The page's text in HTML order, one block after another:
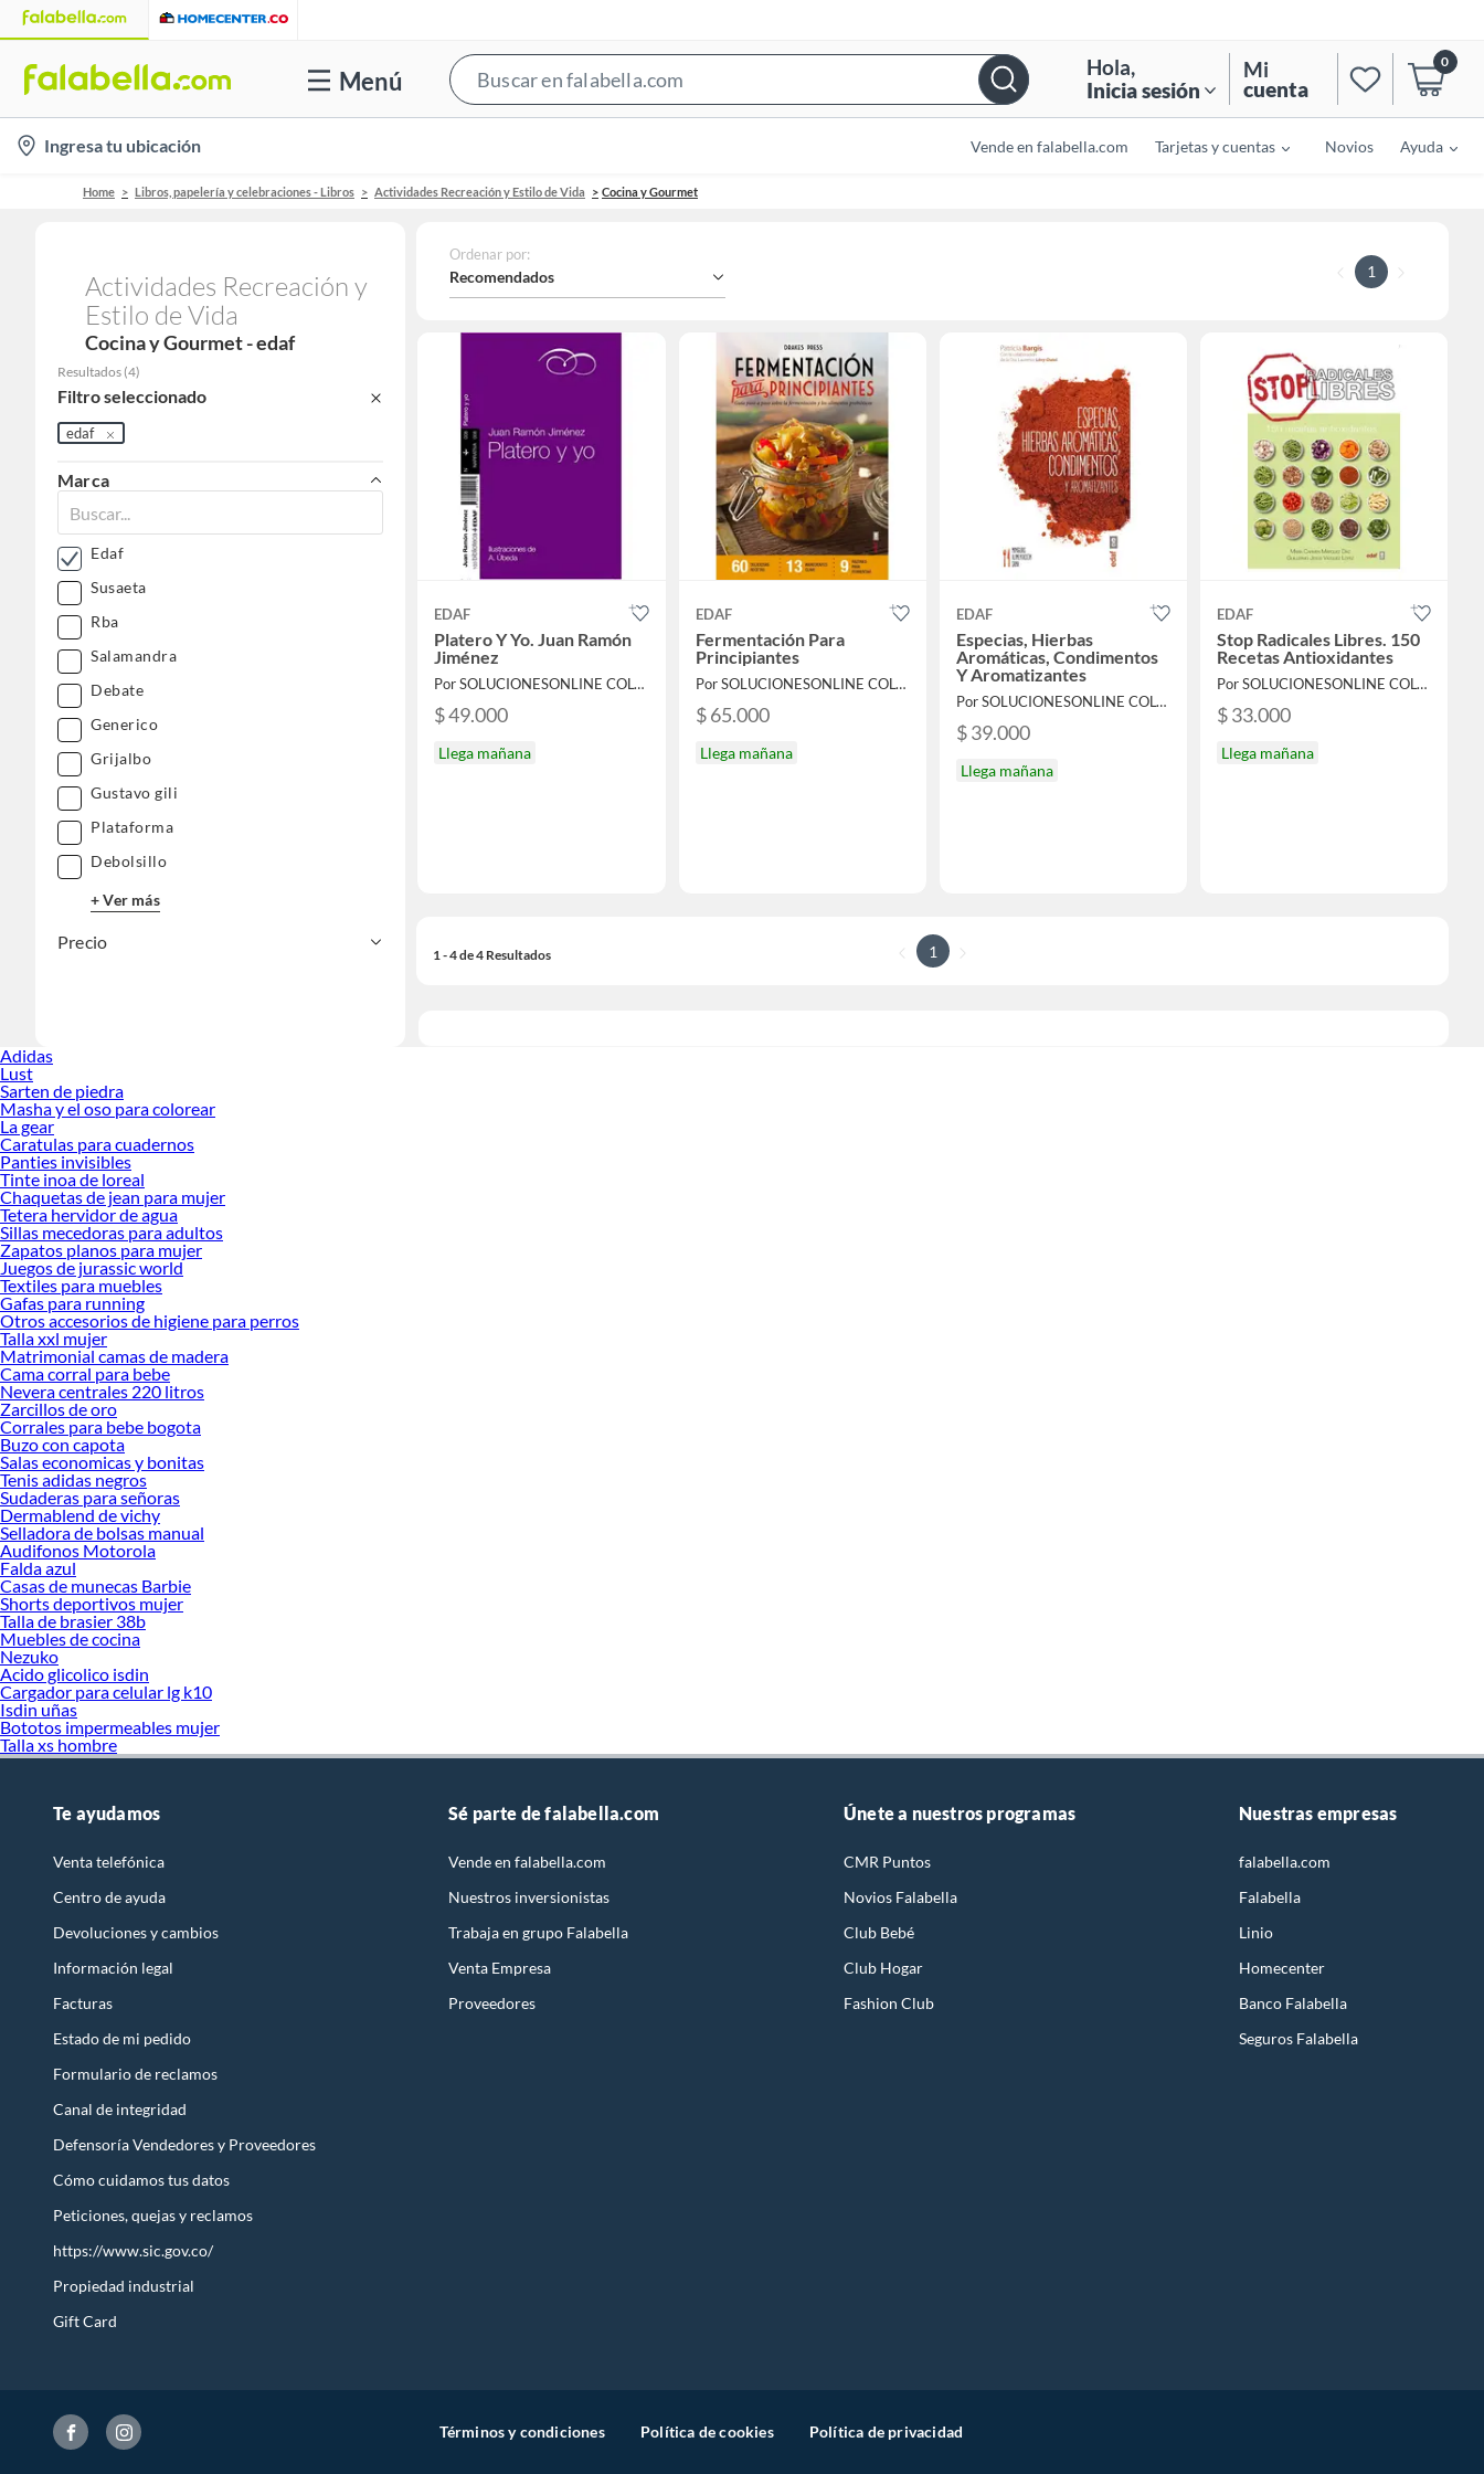
Menú
Bar
Hola,
Inicia sesión
Mi
cuenta
0
location-
icon
Ingresa tu ubicación Vende en falabella.com Tarjetas y cuentas Novios Ayuda
Home Libros, papelería y celebraciones - Libros Actividades Recreación y Estilo de Vida Cocina y Gourmet
Actividades Recreación y
Estilo de Vida
Cocina y Gourmet - edaf
Resultados (4)
Filtro seleccionado
edaf
Marca
Edaf
Susaeta
Rba
Salamandra
Debate
Generico
Grijalbo
Gustavo gili
Plataforma
Debolsillo
+ Ver más
Precio
Ordenar por:
Recomendados 1
EDAF
Platero Y Yo. Juan Ramón
Jiménez
Por SOLUCIONESONLINE COLOMBIA SAS
$ 49.000
Llega mañana
EDAF
Fermentación Para
Principiantes
Por SOLUCIONESONLINE COLOMBIA SAS
$ 65.000
Llega mañana
EDAF
Especias, Hierbas
Aromáticas, Condimentos
Y Aromatizantes
Por SOLUCIONESONLINE COLOMBIA SAS
$ 39.000
Llega mañana
EDAF
Stop Radicales Libres. 150
Recetas Antioxidantes
Por SOLUCIONESONLINE COLOMBIA SAS
$ 33.000
Llega mañana
1 - 4 de 4 Resultados 1
Adidas
Lust
Sarten de piedra
Masha y el oso para colorear
La gear
Caratulas para cuadernos
Panties invisibles
Tinte inoa de loreal
Chaquetas de jean para mujer
Tetera hervidor de agua
Sillas mecedoras para adultos
Zapatos planos para mujer
Juegos de jurassic world
Textiles para muebles
Gafas para running
Otros accesorios de higiene para perros
Talla xxl mujer
Matrimonial camas de madera
Cama corral para bebe
Nevera centrales 220 litros
Zarcillos de oro
Corrales para bebe bogota
Buzo con capota
Salas economicas y bonitas
Tenis adidas negros
Sudaderas para señoras
Dermablend de vichy
Selladora de bolsas manual
Audifonos Motorola
Falda azul
Casas de munecas Barbie
Shorts deportivos mujer
Talla de brasier 38b
Muebles de cocina
Nezuko
Acido glicolico isdin
Cargador para celular lg k10
Isdin uñas
Bototos impermeables mujer
Talla xs hombre
Te ayudamos
Venta telefónica
Centro de ayuda
Devoluciones y cambios
Información legal
Facturas
Estado de mi pedido
Formulario de reclamos
Canal de integridad
Defensoría Vendedores y Proveedores
Cómo cuidamos tus datos
Peticiones, quejas y reclamos
https://www.sic.gov.co/
Propiedad industrial
Gift Card
Sé parte de falabella.com
Vende en falabella.com
Nuestros inversionistas
Trabaja en grupo Falabella
Venta Empresa
Proveedores
Únete a nuestros programas
CMR Puntos
Novios Falabella
Club Bebé
Club Hogar
Fashion Club
Nuestras empresas
falabella.com
Falabella
Linio
Homecenter
Banco Falabella
Seguros Falabella
Términos y condiciones Política de cookies Política de privacidad